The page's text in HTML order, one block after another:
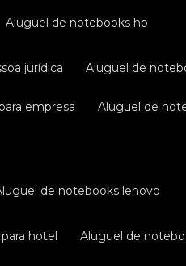
aluguel de notebooks hp
jurídica aluguel de
empresa aluguel de
aluguel de notebooks lenovo
hotel aluguel de